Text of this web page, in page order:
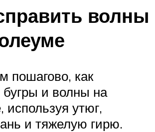
волны
пошагово, как
и волны на
используя утюг,
и тяжелую гирю.